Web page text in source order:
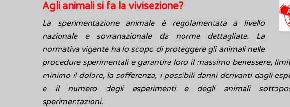
Agli animali si fa la vivisezione?
La sperimentazione animale è regolamentata a livello
nazionale e sovranazionale da norme dettagliate. La
normativa vigente ha lo scopo di proteggere gli animali nelle
procedure sperimentali e garantire loro il massimo benessere,
minimo il dolore, la sofferenza, i possibili danni derivanti dagli
e il numero degli esperimenti e degli animali
sperimentazioni.